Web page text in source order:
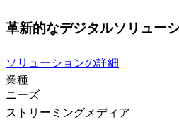
革新的なデジタルソリュー
ソリューションの詳細
業種
ニーズ
ストリーミングメディア